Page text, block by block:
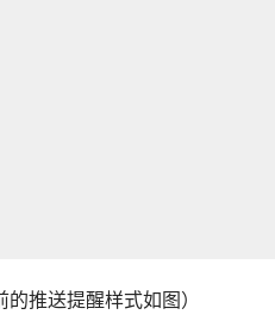
推送提醒样式如图）